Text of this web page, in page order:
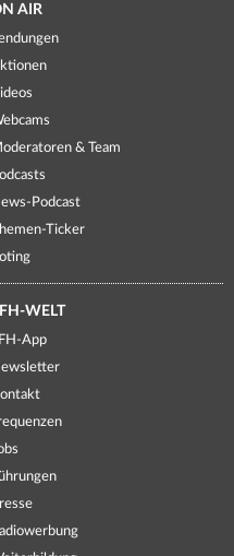
AIR
& Team
Podcast
Ticker
WELT
App